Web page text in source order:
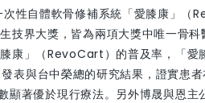
性自體軟骨修補系統「愛膝康」
技界大獎，皆為兩項大獎中唯一骨
康」（RevoCart）的普及率，「
表與台中榮總的研究結果，證實患
著優於現行療法。另外博晟與恩主